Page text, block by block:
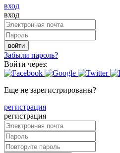
вход
вход
войти
Забыли пароль?
Войти через:
Еще не зарегистрированы?
регистрация
регистрация